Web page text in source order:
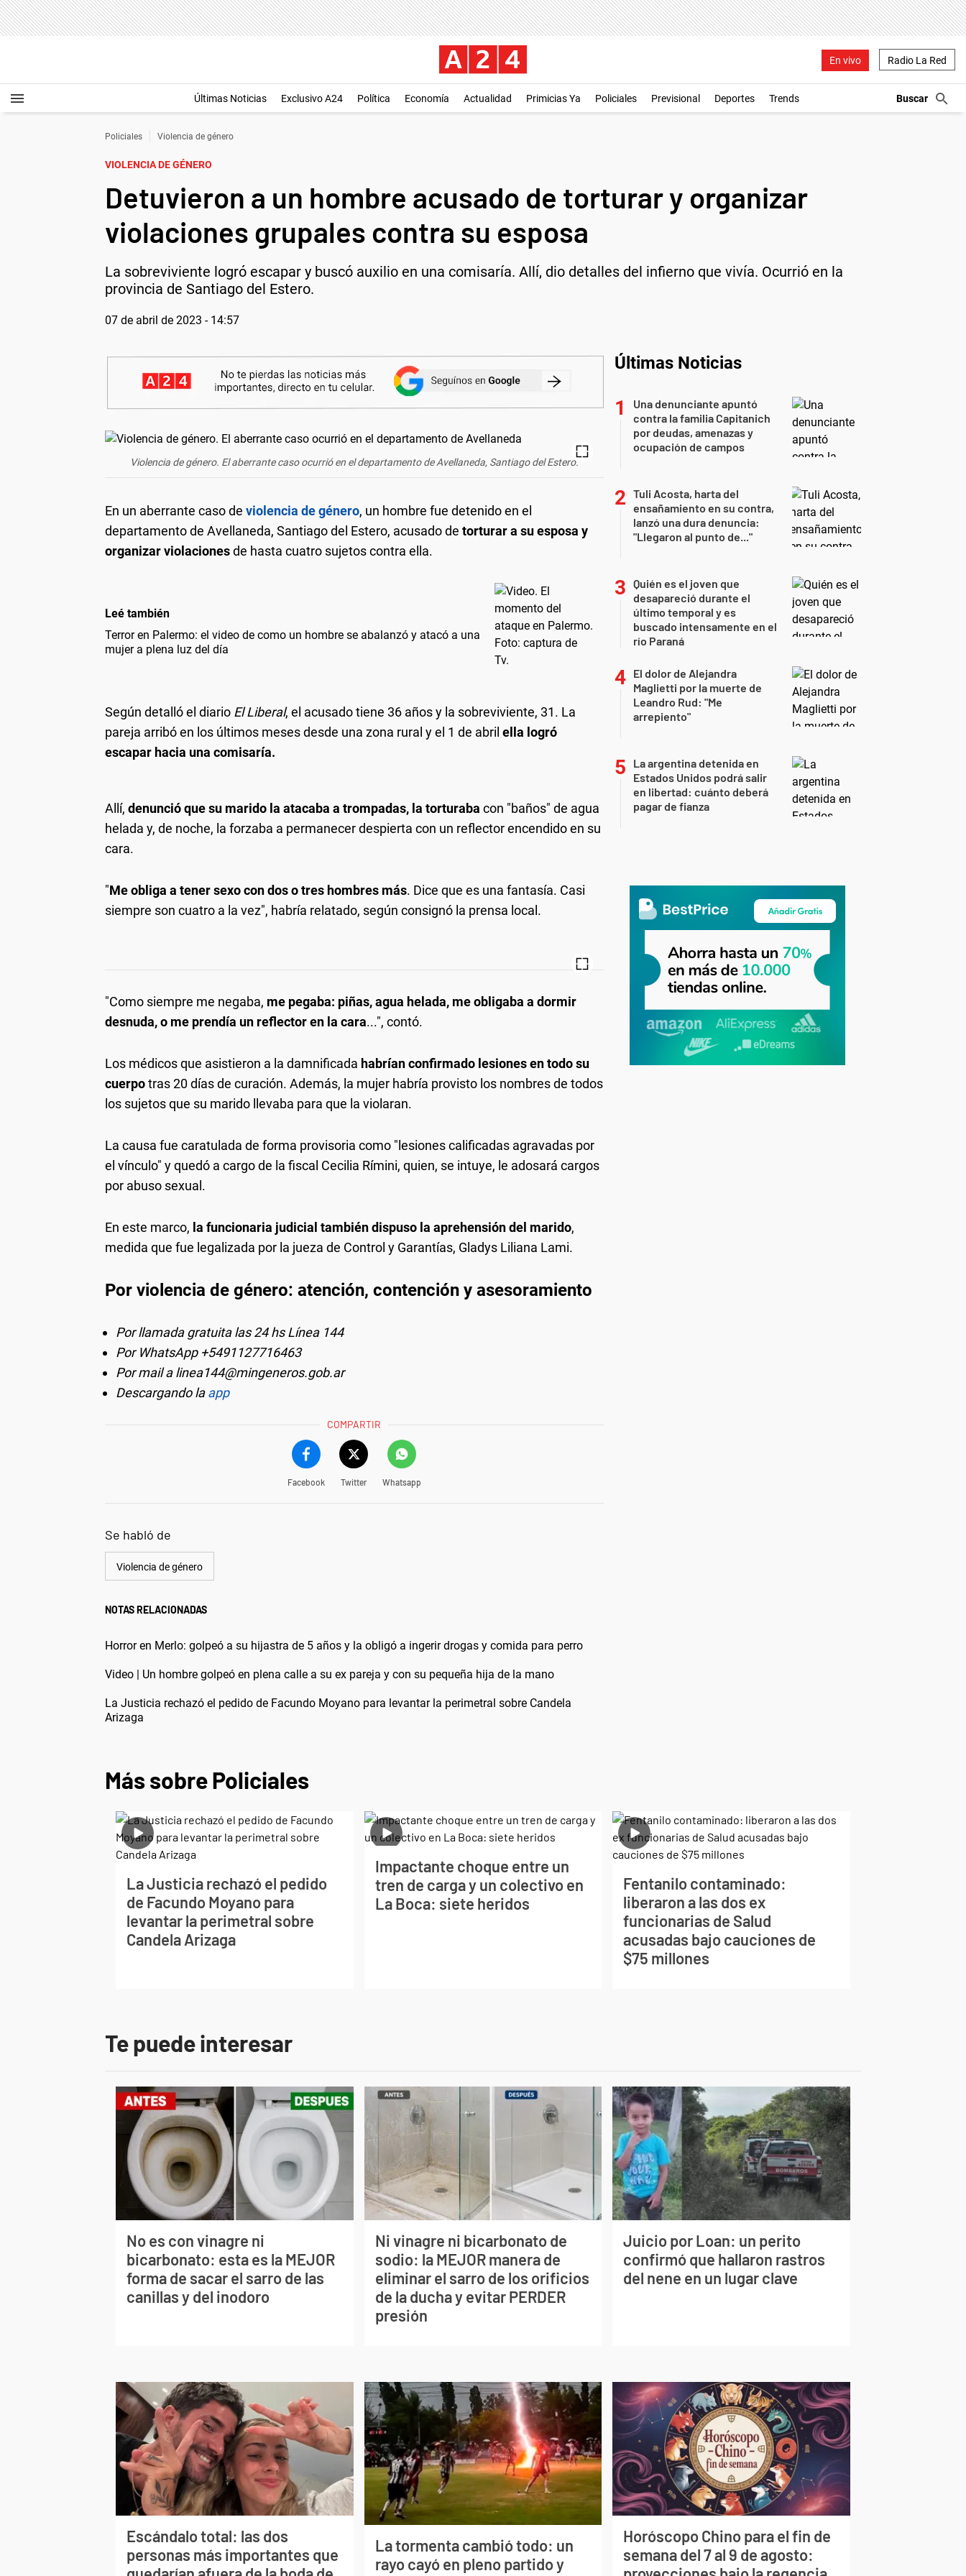
En vivo Radio La Red
Últimas Noticias Exclusivo A24 Política Economía Actualidad Primicias Ya Policiales Previsional Deportes Trends
Policiales Violencia de género
VIOLENCIA DE GÉNERO
Detuvieron a un hombre acusado de torturar y organizar
violaciones grupales contra su esposa
La sobreviviente logró escapar y buscó auxilio en una comisaría. Allí, dio detalles del infierno que vivía. Ocurrió en la
provincia de Santiago del Estero.
07 de abril de 2023 - 14:57
Violencia de género. El aberrante caso ocurrió en el departamento de Avellaneda, Santiago del Estero.
En un aberrante caso de violencia de género, un hombre fue detenido en el
departamento de Avellaneda, Santiago del Estero, acusado de torturar a su esposa y
organizar violacionesde hasta cuatro sujetos contra ella.
Leé también
Terror en Palermo: el video de como un hombre se abalanzó y atacó a una
mujer a plena luz del día
Según detalló el diario El Liberal, el acusado tiene 36 años y la sobreviviente, 31. La
pareja arribó en los últimos meses desde una zona rural y el 1 de abril ella logró
escapar hacia una comisaría.
Allí, denunció que su marido la atacaba a trompadas, la torturaba con "baños" de agua
helada y, de noche, la forzaba a permanecer despierta con un reflector encendido en su
cara.
"Me obliga a tener sexo con dos o tres hombres más. Dice que es una fantasía. Casi
siempre son cuatro a la vez", habría relatado, según consignó la prensa local.
"Como siempre me negaba, me pegaba: piñas, agua helada, me obligaba a dormir
desnuda, o me prendía un reflector en la cara...", contó.
Los médicos que asistieron a la damnificada habrían confirmado lesiones en todo su
cuerpotras 20 días de curación. Además, la mujer habría provisto los nombres de todos
los sujetos que su marido llevaba para que la violaran.
La causa fue caratulada de forma provisoria como "lesiones calificadas agravadas por
el vínculo" y quedó a cargo de la fiscal Cecilia Rímini, quien, se intuye, le adosará cargos
por abuso sexual.
En este marco, la funcionaria judicial también dispuso la aprehensión del marido,
medida que fue legalizada por la jueza de Control y Garantías, Gladys Liliana Lami.
Por violencia de género: atención, contención y asesoramiento
Por llamada gratuita las 24 hs Línea 144
Por WhatsApp +5491127716463
Por mail alinea144@mingeneros.gob.ar
Descargando laapp
COMPARTIR
Facebook Twitter Whatsapp
Se habló de
Violencia de género
NOTAS RELACIONADAS
Horror en Merlo: golpeó a su hijastra de 5 años y la obligó a ingerir drogas y comida para perro
Video | Un hombre golpeó en plena calle a su ex pareja y con su pequeña hija de la mano
La Justicia rechazó el pedido de Facundo Moyano para levantar la perimetral sobre Candela
Arizaga
Últimas Noticias
Una denunciante apuntó
contra la familia Capitanich
por deudas, amenazas y
ocupación de campos
Tuli Acosta, harta del
ensañamiento en su contra,
lanzó una dura denuncia:
"Llegaron al punto de..."
Quién es el joven que
desapareció durante el
último temporal y es
buscado intensamente en el
río Paraná
El dolor de Alejandra
Maglietti por la muerte de
Leandro Rud: "Me
arrepiento"
La argentina detenida en
Estados Unidos podrá salir
en libertad: cuánto deberá
pagar de fianza
Más sobre Policiales
La Justicia rechazó el pedido
de Facundo Moyano para
levantar la perimetral sobre
Candela Arizaga
Impactante choque entre un
tren de carga y un colectivo en
La Boca: siete heridos
Fentanilo contaminado:
liberaron a las dos ex
funcionarias de Salud
acusadas bajo cauciones de
$75 millones
Te puede interesar
No es con vinagre ni
bicarbonato: esta es la MEJOR
forma de sacar el sarro de las
canillas y del inodoro
Ni vinagre ni bicarbonato de
sodio: la MEJOR manera de
eliminar el sarro de los orificios
de la ducha y evitar PERDER
presión
Juicio por Loan: un perito
confirmó que hallaron rastros
del nene en un lugar clave
Escándalo total: las dos
personas más importantes que
La tormenta cambió todo: un
rayo cayó en pleno partido y
Horóscopo Chino para el fin de
semana del 7 al 9 de agosto: